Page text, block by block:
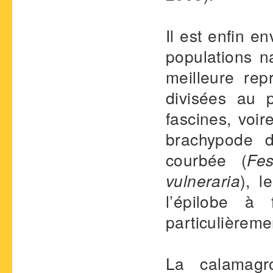
Il est enfin
populations
meilleure
divisées au
fascines,
brachypode
courbée (
vulneraria),
l’épilobe
La